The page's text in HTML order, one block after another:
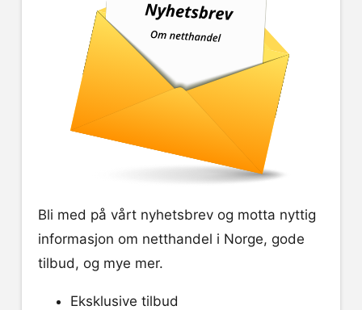
Bli med på vårt nyhetsbrev og motta nyttig
informasjon om netthandel i Norge, gode
tilbud, og mye mer.
Eksklusive tilbud